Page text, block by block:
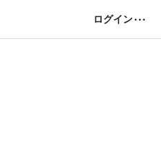
ログイン